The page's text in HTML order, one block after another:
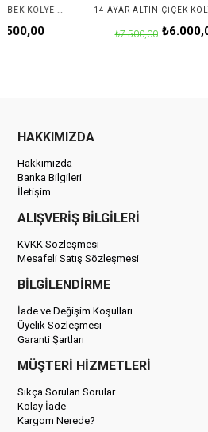
14 AYAR ALTIN KELEBEK KOLYE UCU 14 AYAR ALTIN ÇIÇEK KOLYE
₺6.000,00
₺7.500,00
HAKKIMIZDA
Hakkımızda
Banka Bilgileri
İletişim
ALIŞVERİŞ BİLGİLERİ
KVKK Sözleşmesi
Mesafeli Satış Sözleşmesi
BİLGİLENDİRME
İade ve Değişim Koşulları
Üyelik Sözleşmesi
Garanti Şartları
MÜŞTERİ HİZMETLERİ
Sıkça Sorulan Sorular
Kolay İade
Kargom Nerede?